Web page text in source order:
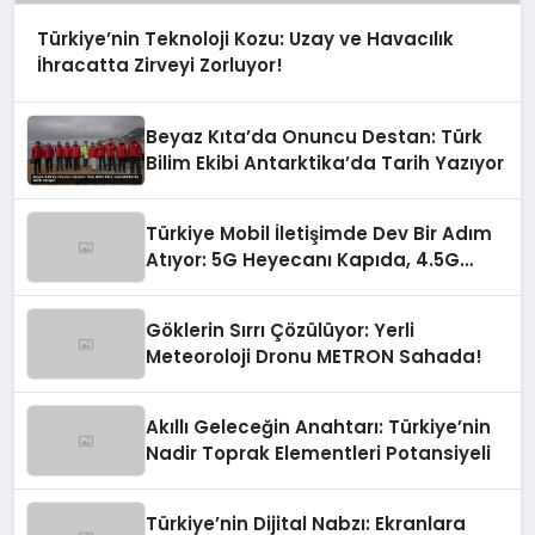
Türkiye’nin Teknoloji Kozu: Uzay ve Havacılık
İhracatta Zirveyi Zorluyor!
Beyaz Kıta’da Onuncu Destan: Türk
Bilim Ekibi Antarktika’da Tarih Yazıyor
Türkiye Mobil İletişimde Dev Bir Adım
Atıyor: 5G Heyecanı Kapıda, 4.5G
Göklerin Sırrı Çözülüyor: Yerli
Meteoroloji Dronu METRON Sahada!
Akıllı Geleceğin Anahtarı: Türkiye’nin
Nadir Toprak Elementleri Potansiyeli
Türkiye’nin Dijital Nabzı: Ekranlara